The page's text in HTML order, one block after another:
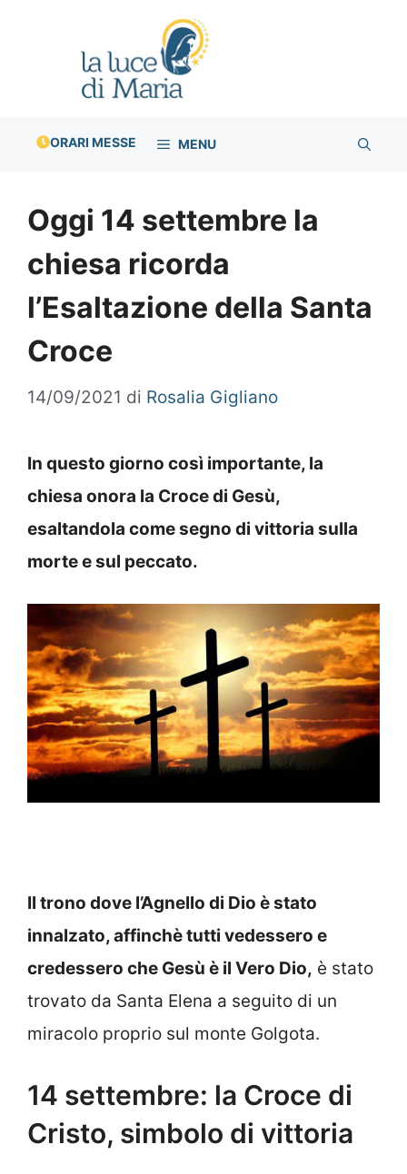
ORARI MESSE MENU
Oggi 14 settembre la
chiesa ricorda
l’Esaltazione della Santa
Croce
14/09/2021 di Rosalia Gigliano
In questo giorno così importante, la
chiesa onora la Croce di Gesù,
esaltandola come segno di vittoria sulla
morte e sul peccato.
Il trono dove l’Agnello di Dio è stato
innalzato, affinchè tutti vedessero e
credessero che Gesù è il Vero Dio, è stato
trovato da Santa Elena a seguito di un
miracolo proprio sul monte Golgota.
14 settembre: la Croce di
Cristo, simbolo di vittoria